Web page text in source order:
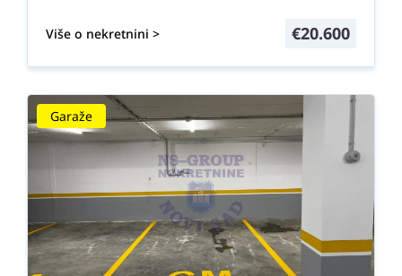
Više o nekretnini > €20.600
Garaže